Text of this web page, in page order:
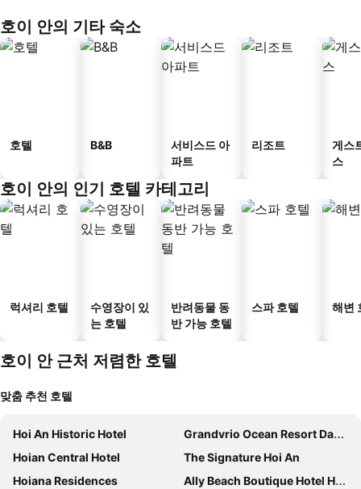
호이 안의 기타 숙소
호텔 B&B
서비스드 아
파트
리조트
게스
스
호이 안의 인기 호텔 카테고리
럭셔리 호텔
수영장이 있
는 호텔
반려동물 동
반 가능 호텔
스파 호텔 해변
호이 안 근처 저렴한 호텔
맞춤 추천 호텔
Hoi An Historic Hotel
Grandvrio Ocean Resort Danang
Hoian Central Hotel
The Signature Hoi An
Hoiana Residences
Ally Beach Boutique Hotel Hoian